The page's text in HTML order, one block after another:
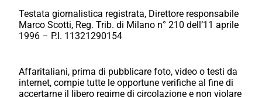
Testata giornalistica registrata, Direttore responsabile
Marco Scotti, Reg. Trib. di Milano n° 210 dell’11 aprile
1996 – P.I. 11321290154
Affaritaliani, prima di pubblicare foto, video o testi da
internet, compie tutte le opportune verifiche al fine di
accertarne il libero regime di circolazione e non violare